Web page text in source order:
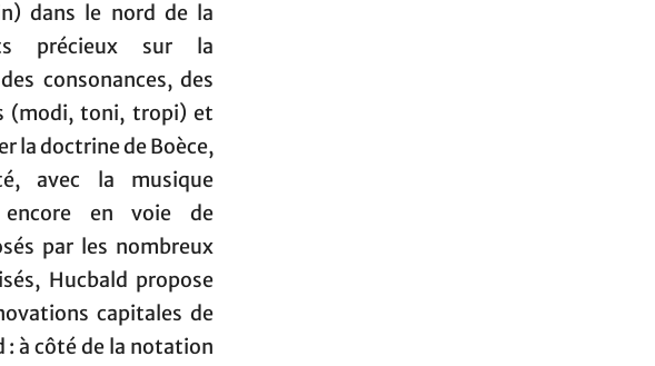
dans le nord de la
précieux sur la
consonances, des
(modi, toni, tropi) et
la doctrine de Boèce,
avec la musique
encore en voie de
par les nombreux
Hucbald propose
capitales de
: à côté de la notation